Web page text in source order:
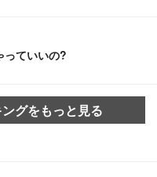
っていいの?
グをもっと見る